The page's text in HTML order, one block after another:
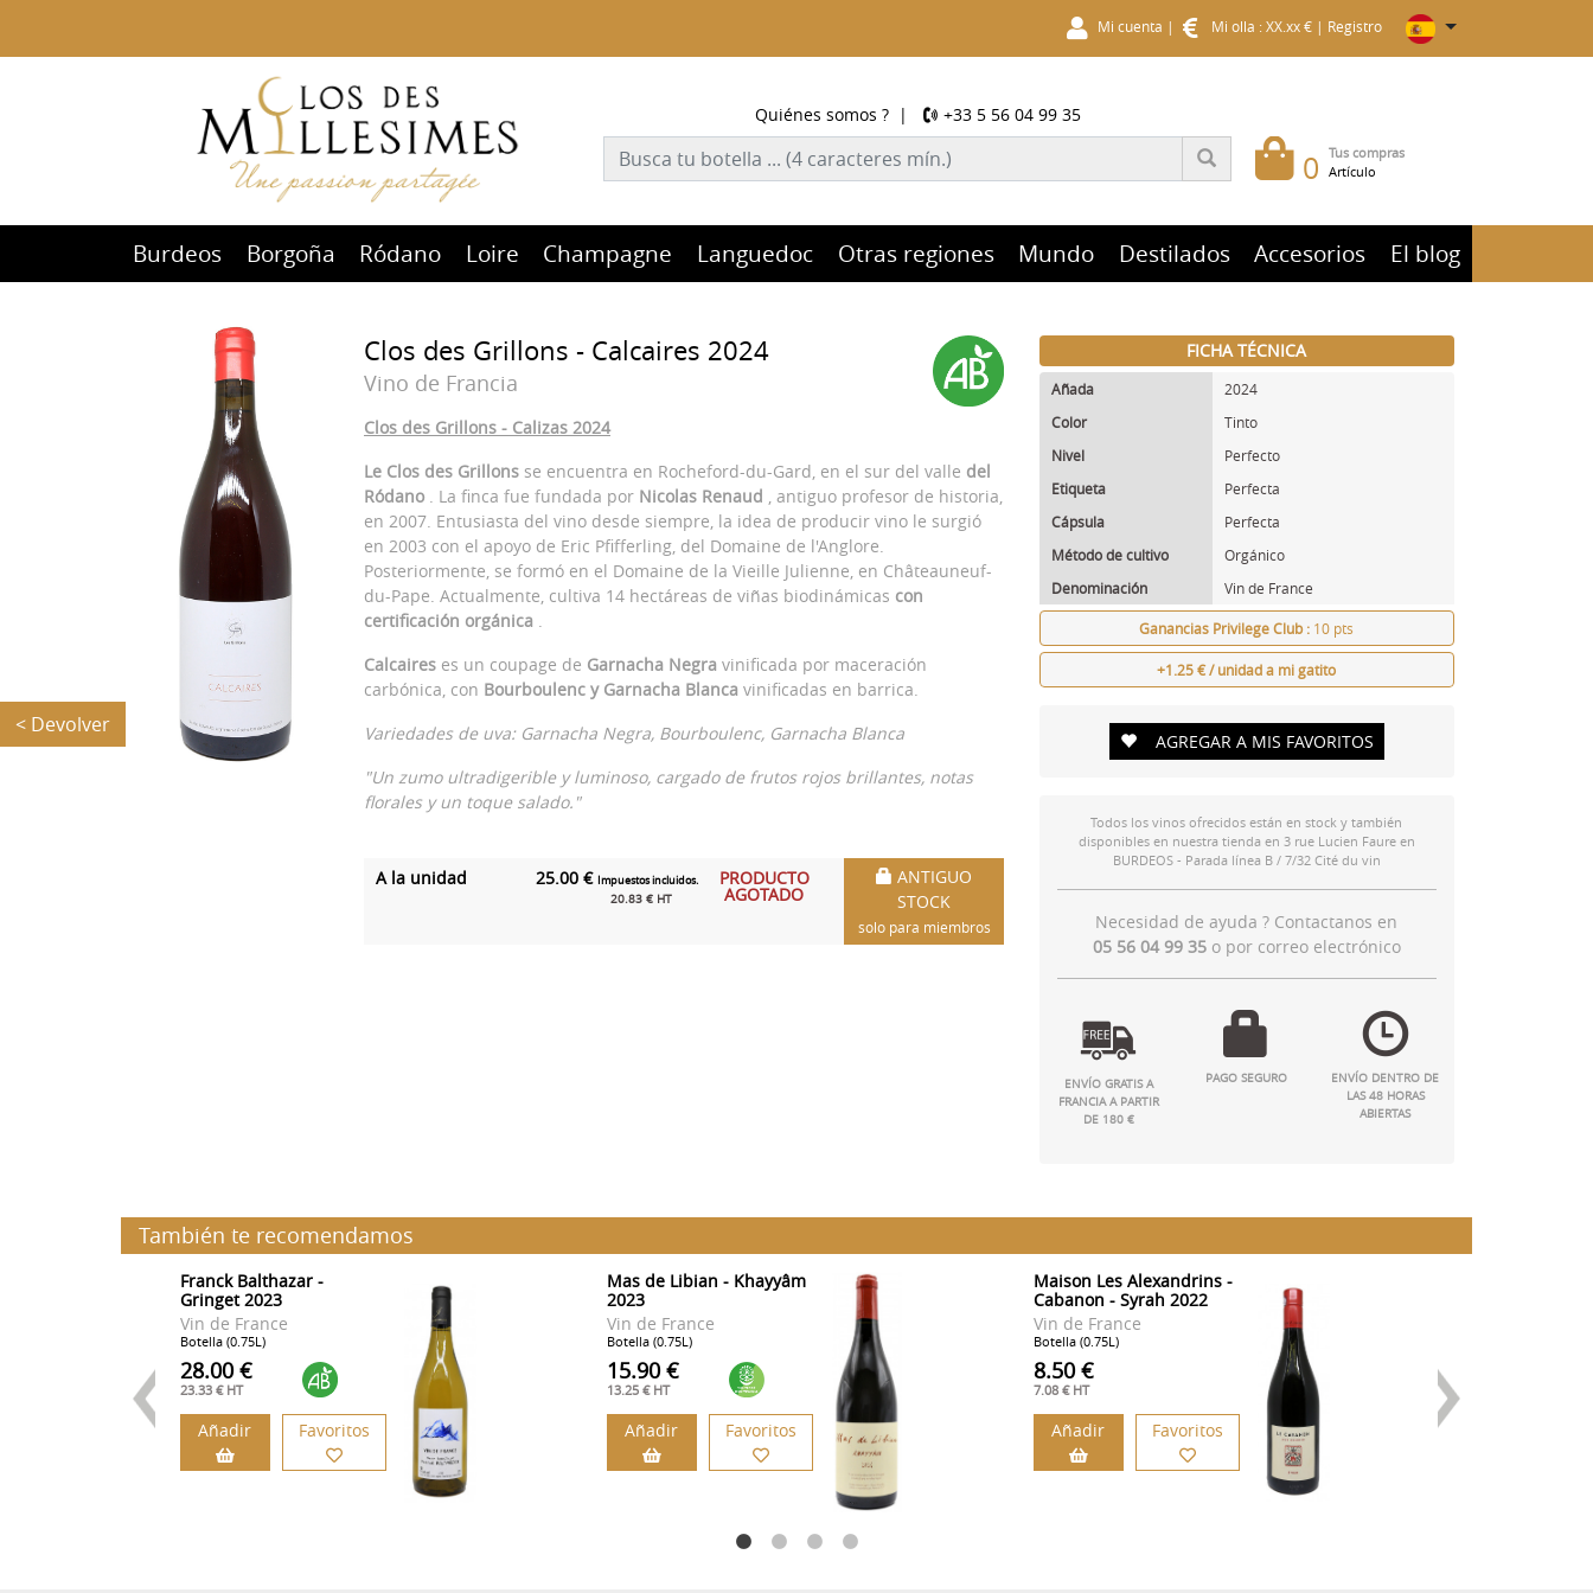
Mi cuenta | Mi olla : XX.xx € | Registro
0 Tus compras
Artículo
Quiénes somos ?| +33 5 56 04 99 35
Burdeos Borgoña Ródano Loire Champagne Languedoc Otras regiones Mundo Destilados Accesorios El blog
< Devolver
Clos des Grillons - Calcaires 2024
Vino de Francia
Clos des Grillons - Calizas 2024
Le Clos des Grillons se encuentra en Rocheford-du-Gard, en el sur del valle del
Ródano . La finca fue fundada por Nicolas Renaud , antiguo profesor de historia,
en 2007. Entusiasta del vino desde siempre, la idea de producir vino le surgió
en 2003 con el apoyo de Eric Pfifferling, del Domaine de l'Anglore.
Posteriormente, se formó en el Domaine de la Vieille Julienne, en Châteauneuf-
du-Pape. Actualmente, cultiva 14 hectáreas de viñas biodinámicas con
certificación orgánica .
Calcaires es un coupage de Garnacha Negra vinificada por maceración
carbónica, con Bourboulenc y Garnacha Blanca vinificadas en barrica.
Variedades de uva: Garnacha Negra, Bourboulenc, Garnacha Blanca
"Un zumo ultradigerible y luminoso, cargado de frutos rojos brillantes, notas
florales y un toque salado."
A la unidad 25.00 € Impuestos incluidos.
20.83 € HT
PRODUCTO
AGOTADO
ANTIGUO
STOCK
solo para miembros
FICHA TÉCNICA
Añada
2024
Color
Tinto
Nivel
Perfecto
Etiqueta
Perfecta
Cápsula
Perfecta
Método de cultivo
Orgánico
Denominación
Vin de France
Ganancias Privilege Club : 10 pts
+1.25 € / unidad a mi gatito
AGREGAR A MIS FAVORITOS
Todos los vinos ofrecidos están en stock y también
disponibles en nuestra tienda en 3 rue Lucien Faure en
BURDEOS - Parada línea B / 7/32 Cité du vin
Necesidad de ayuda ? Contactanos en
05 56 04 99 35o por correo electrónico
ENVÍO GRATIS A
FRANCIA A PARTIR
DE 180 €
PAGO SEGURO
ENVÍO DENTRO DE
LAS 48 HORAS
ABIERTAS
También te recomendamos
Franck Balthazar -
Gringet 2023
Vin de France
Botella (0.75L)
28.00 €
23.33 € HT
Añadir Favoritos
Mas de Libian - Khayyâm
2023
Vin de France
Botella (0.75L)
15.90 €
13.25 € HT
Añadir Favoritos
Maison Les Alexandrins -
Cabanon - Syrah 2022
Vin de France
Botella (0.75L)
8.50 €
7.08 € HT
Añadir Favoritos